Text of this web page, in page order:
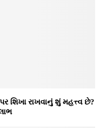
શિખા રાખવાનું શું મહત્ત્વ છે?